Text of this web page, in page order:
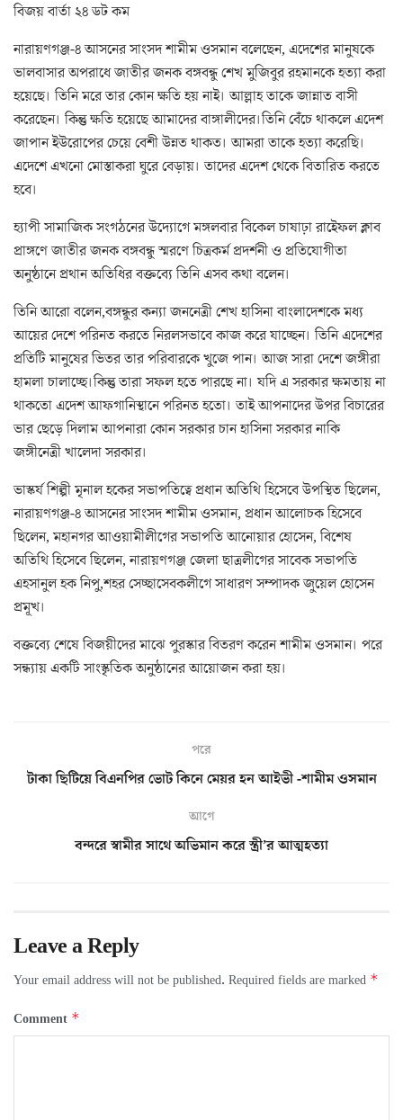
বিজয় বার্তা ২৪ ডট কম
নারায়ণগঞ্জ-৪ আসনের সাংসদ শামীম ওসমান বলেছেন, এদেশের মানুষকে
ভালবাসার অপরাধে জাতীর জনক বঙ্গবন্ধু শেখ মুজিবুর রহমানকে হত্যা করা
হয়েছে। তিনি মরে তার কোন ক্ষতি হয় নাই। আল্লাহ তাকে জান্নাত বাসী
করেছেন। কিন্তু ক্ষতি হয়েছে আমাদের বাঙ্গালীদের।তিনি বেঁচে থাকলে এদেশ
জাপান ইউরোপের চেয়ে বেশী উন্নত থাকত। আমরা তাকে হত্যা করেছি।
এদেশে এখনো মোস্তাকরা ঘুরে বেড়ায়। তাদের এদেশ থেকে বিতারিত করতে
হবে।
হ্যাপী সামাজিক সংগঠনের উদ্যোগে মঙ্গলবার বিকেল চাষাঢ়া রাইেফল ক্লাব
প্রাঙ্গণে জাতীর জনক বঙ্গবন্ধু স্মরণে চিত্রকর্ম প্রদর্শনী ও প্রতিযোগীতা
অনুষ্ঠানে প্রথান অতিধির বক্তব্যে তিনি এসব কথা বলেন।
তিনি আরো বলেন,বঙ্গন্ধুর কন্যা জননেত্রী শেখ হাসিনা বাংলাদেশকে মধ্য
আয়ের দেশে পরিনত করতে নিরলসভাবে কাজ করে যাচ্ছেন। তিনি এদেশের
প্রতিটি মানুষের ভিতর তার পরিবারকে খুজে পান। আজ সারা দেশে জঙ্গীরা
হামলা চালাচ্ছে।কিন্তু তারা সফল হতে পারছে না। যদি এ সরকার ক্ষমতায় না
থাকতো এদেশ আফগানিস্থানে পরিনত হতো। তাই আপনাদের উপর বিচারের
ভার ছেড়ে দিলাম আপনারা কোন সরকার চান হাসিনা সরকার নাকি
জঙ্গীনেত্রী খালেদা সরকার।
ভাস্কর্য শিল্পী মৃনাল হকের সভাপতিত্বে প্রধান অতিথি হিসেবে উপস্থিত ছিলেন,
নারায়ণগঞ্জ-৪ আসনের সাংসদ শামীম ওসমান, প্রধান আলোচক হিসেবে
ছিলেন, মহানগর আওয়ামীলীগের সভাপতি আনোয়ার হোসেন, বিশেষ
অতিথি হিসেবে ছিলেন, নারায়ণগঞ্জ জেলা ছাত্রলীগের সাবেক সভাপতি
এহসানুল হক নিপু,শহর সেচ্ছাসেবকলীগে সাধারণ সম্পাদক জুয়েল হোসেন
প্রমূখ।
বক্তব্যে শেষে বিজয়ীদের মাঝে পুরস্কার বিতরণ করেন শামীম ওসমান। পরে
সন্ধ্যায় একটি সাংস্কৃতিক অনুষ্ঠানের আয়োজন করা হয়।
পরে
টাকা ছিটিয়ে বিএনপির ভোট কিনে মেয়র হন আইভী -শামীম ওসমান
আগে
বন্দরে স্বামীর সাথে অভিমান করে স্ত্রী’র আত্মহত্যা
Leave a Reply
Your email address will not be published. Required fields are marked *
Comment *